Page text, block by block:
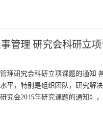
管理 研究会科研立
理研究会科研立项课题的通知
平，特别是组织团队，研究解
究会2015年研究课题的通知